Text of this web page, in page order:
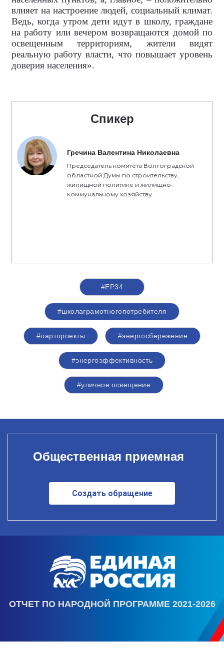
влияет на настроение людей, социальный климат.
Ведь, когда утром дети идут в школу, граждане
на работу или вечером возвращаются домой по
освещенным территориям, жители видят
реальную работу власти, что повышает уровень
доверия населения».
Спикер
Гречина Валентина Николаевна
Председатель комитета Волгоградской
областной Думы по строительству,
жилищной политике и жилищно-
коммунальному хозяйству
#ЕР34
#школаграмотногопотребителя
#партпроекты #энергосбережение
#энергоэффективность
#уличное освещение
Общественная приемная
Создать обращение
ОТЧЕТ ПО НАРОДНОЙ ПРОГРАММЕ 2021-2026